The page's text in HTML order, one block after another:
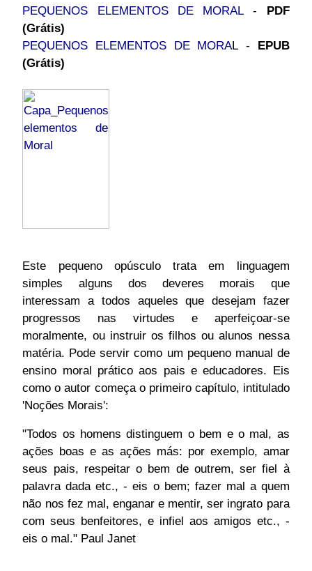
PEQUENOS ELEMENTOS DE MORAL - PDF
(Grátis)
PEQUENOS ELEMENTOS DE MORAL - EPUB
(Grátis)
Este pequeno opúsculo trata em linguagem
simples alguns dos deveres morais que
interessam a todos aqueles que desejam fazer
progressos nas virtudes e aperfeiçoar-se
moralmente, ou instruir os filhos ou alunos nessa
matéria. Pode servir como um pequeno manual de
ensino moral prático aos pais e educadores. Eis
como o autor começa o primeiro capítulo, intitulado
'Noções Morais':
"Todos os homens distinguem o bem e o mal, as
ações boas e as ações más: por exemplo, amar
seus pais, respeitar o bem de outrem, ser fiel à
palavra dada etc., - eis o bem; fazer mal a quem
não nos fez mal, enganar e mentir, ser ingrato para
com seus benfeitores, e infiel aos amigos etc., -
eis o mal." Paul Janet